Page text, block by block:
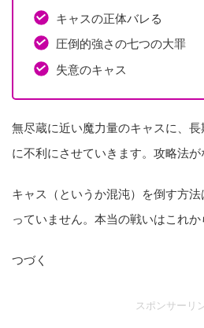
キャスの正体バレる
圧倒的強さの七つの大罪
失意のキャス
無尽蔵に近い魔力量のキャスに、
に不利にさせていきます。攻略法が
キャス（というか混沌）を倒す方
っていません。本当の戦いはこれか
つづく
スポンサーリ